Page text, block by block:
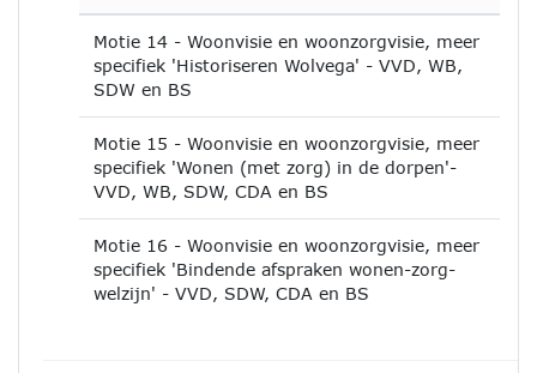
Motie 14 - Woonvisie en woonzorgvisie, meer
specifiek 'Historiseren Wolvega' - VVD, WB,
SDW en BS
Motie 15 - Woonvisie en woonzorgvisie, meer
specifiek 'Wonen (met zorg) in de dorpen'-
VVD, WB, SDW, CDA en BS
Motie 16 - Woonvisie en woonzorgvisie, meer
specifiek 'Bindende afspraken wonen-zorg-
welzijn' - VVD, SDW, CDA en BS